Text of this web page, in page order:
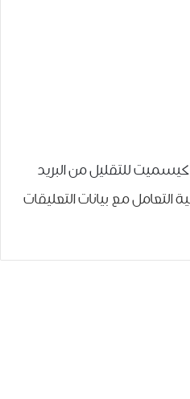
للتقليل من البريد
التعامل مع بيانات التعليقات